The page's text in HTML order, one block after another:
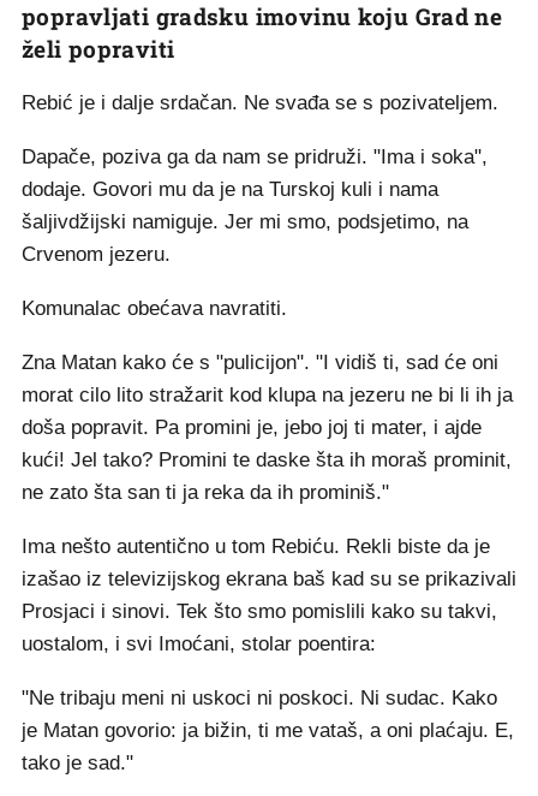
popravljati gradsku imovinu koju Grad ne
želi popraviti
Rebić je i dalje srdačan. Ne svađa se s pozivateljem.
Dapače, poziva ga da nam se pridruži. "Ima i soka",
dodaje. Govori mu da je na Turskoj kuli i nama
šaljivdžijski namiguje. Jer mi smo, podsjetimo, na
Crvenom jezeru.
Komunalac obećava navratiti.
Zna Matan kako će s "pulicijon". "I vidiš ti, sad će oni
morat cilo lito stražarit kod klupa na jezeru ne bi li ih ja
doša popravit. Pa promini je, jebo joj ti mater, i ajde
kući! Jel tako? Promini te daske šta ih moraš prominit,
ne zato šta san ti ja reka da ih prominiš."
Ima nešto autentično u tom Rebiću. Rekli biste da je
izašao iz televizijskog ekrana baš kad su se prikazivali
Prosjaci i sinovi. Tek što smo pomislili kako su takvi,
uostalom, i svi Imoćani, stolar poentira:
"Ne tribaju meni ni uskoci ni poskoci. Ni sudac. Kako
je Matan govorio: ja bižin, ti me vataš, a oni plaćaju. E,
tako je sad."